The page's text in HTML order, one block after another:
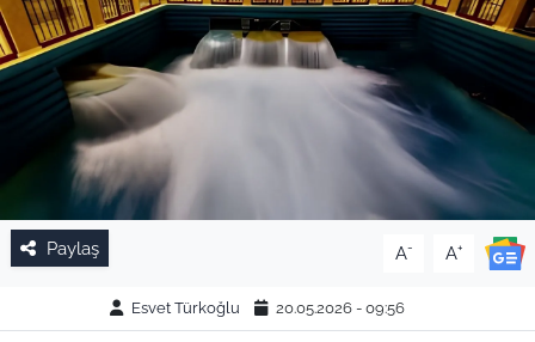
Paylaş A- A+
Esvet Türkoğlu 20.05.2026 - 09:56